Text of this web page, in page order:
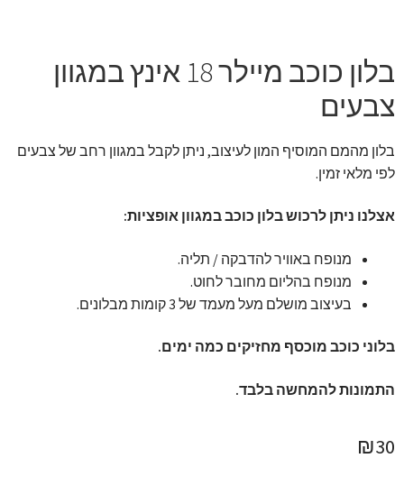
בלון כוכב מיילר 18 אינץ במגוון
צבעים
בלון מהמם המוסיף המון לעיצוב, ניתן לקבל במגוון רחב של צבעים
לפי מלאי זמין.
אצלנו ניתן לרכוש בלון כוכב במגוון אופציות:
מנופח באוויר להדבקה / תליה.
מנופח בהליום מחובר לחוט.
בעיצוב מושלם מעל מעמד של 3 קומות מבלונים.
בלוני כוכב מוכסף מחזיקים כמה ימים.
התמונות להמחשה בלבד.
₪30